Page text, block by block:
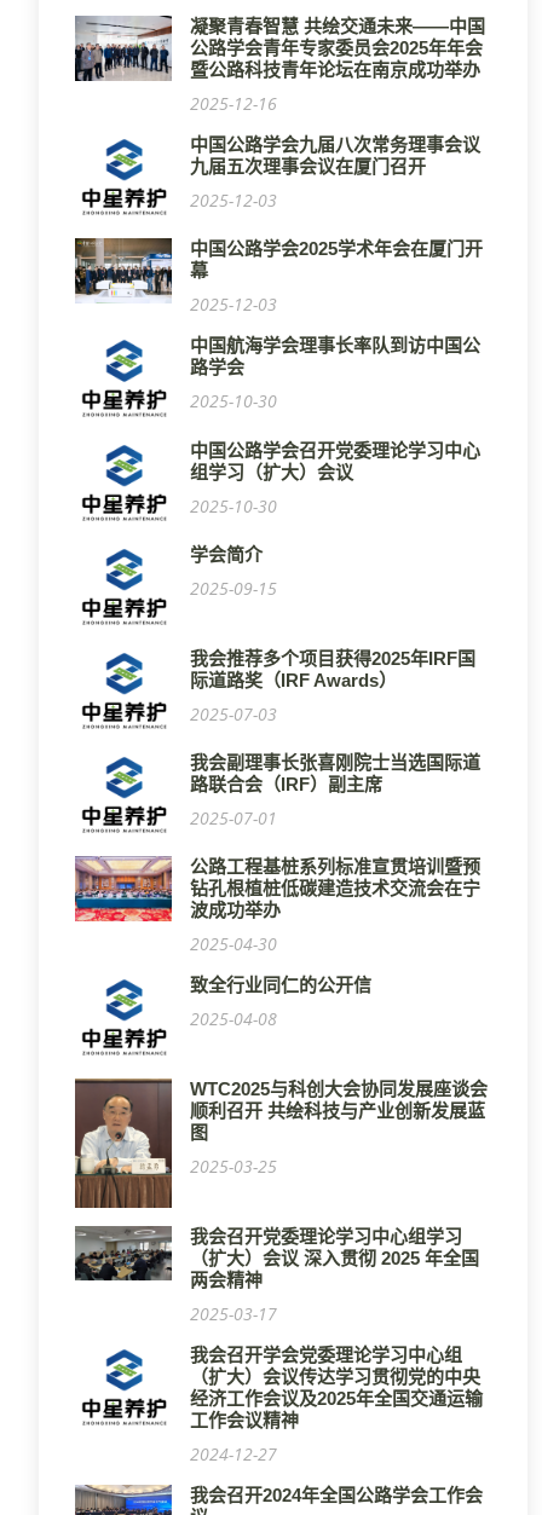
凝聚青春智慧 共绘交通未来——中国
公路学会青年专家委员会2025年年会
暨公路科技青年论坛在南京成功举办
2025-12-16
中国公路学会九届八次常务理事会议
九届五次理事会议在厦门召开
2025-12-03
中国公路学会2025学术年会在厦门开
幕
2025-12-03
中国航海学会理事长率队到访中国公
路学会
2025-10-30
中国公路学会召开党委理论学习中心
组学习（扩大）会议
2025-10-30
学会简介
2025-09-15
我会推荐多个项目获得2025年IRF国
际道路奖（IRF Awards）
2025-07-03
我会副理事长张喜刚院士当选国际道
路联合会（IRF）副主席
2025-07-01
公路工程基桩系列标准宣贯培训暨预
钻孔根植桩低碳建造技术交流会在宁
波成功举办
2025-04-30
致全行业同仁的公开信
2025-04-08
WTC2025与科创大会协同发展座谈会
顺利召开 共绘科技与产业创新发展蓝
图
2025-03-25
我会召开党委理论学习中心组学习
（扩大）会议 深入贯彻 2025 年全国
两会精神
2025-03-17
我会召开学会党委理论学习中心组
（扩大）会议传达学习贯彻党的中央
经济工作会议及2025年全国交通运输
工作会议精神
2024-12-27
我会召开2024年全国公路学会工作会